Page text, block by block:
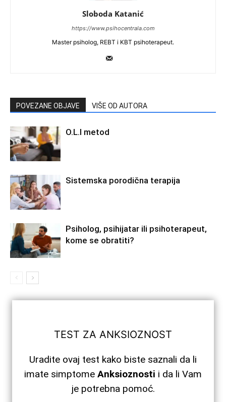
Sloboda Katanić
https://www.psihocentrala.com
Master psiholog, REBT i KBT psihoterapeut.
POVEZANE OBJAVE VIŠE OD AUTORA
O.L.I metod
Sistemska porodična terapija
Psiholog, psihijatar ili psihoterapeut,
kome se obratiti?
TEST ZA ANKSIOZNOST
Uradite ovaj test kako biste saznali da li
imate simptome Anksioznosti i da li Vam
je potrebna pomoć.